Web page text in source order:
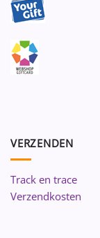
VERZENDEN
Track en trace
Verzendkosten